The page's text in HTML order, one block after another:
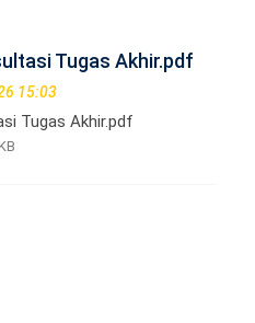
Tugas Akhir.pdf
15:03
Tugas Akhir.pdf